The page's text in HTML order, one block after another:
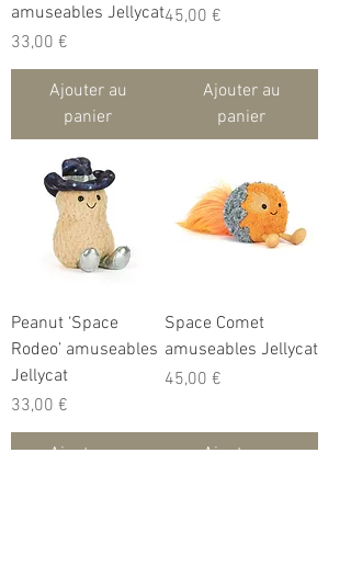
amuseables Jellycat
Prix
33,00 €
Ajouter au
panier
Prix
45,00 €
Ajouter au
panier
Peanut ‘Space
Rodeo’ amuseables
Jellycat
Prix
33,00 €
Ajouter au
Space Comet
amuseables Jellycat
Prix
45,00 €
Ajouter au